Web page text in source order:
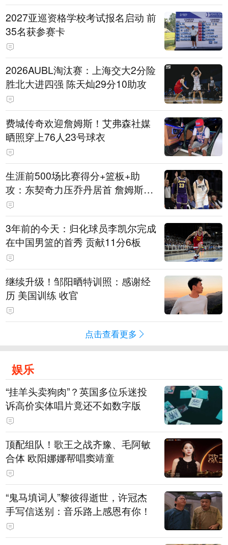
2027亚巡资格学校考试报名启动 前
35名获参赛卡
2026AUBL淘汰赛：上海交大2分险
胜北大进四强 陈天灿29分10助攻
费城传奇欢迎詹姆斯！艾弗森社媒
晒照穿上76人23号球衣
生涯前500场比赛得分+篮板+助
攻：东契奇力压乔丹居首 詹姆斯第
六
3年前的今天：归化球员李凯尔完成
在中国男篮的首秀 贡献11分6板
继续升级！邹阳晒特训照：感谢经
历 美国训练 收官
点击查看更多
娱乐
“挂羊头卖狗肉”？英国多位乐迷投
诉高价实体唱片竟还不如数字版
顶配组队！歌王之战齐豫、毛阿敏
合体 欧阳娜娜帮唱窦靖童
“鬼马填词人”黎彼得逝世，许冠杰
手写信送别：音乐路上感恩有你！